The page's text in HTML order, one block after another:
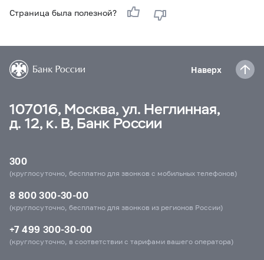
Страница была полезной?
Наверх
107016, Москва, ул. Неглинная,
д. 12, к. В, Банк России
300
(круглосуточно, бесплатно для звонков с мобильных телефонов)
8 800 300-30-00
(круглосуточно, бесплатно для звонков из регионов России)
+7 499 300-30-00
(круглосуточно, в соответствии с тарифами вашего оператора)